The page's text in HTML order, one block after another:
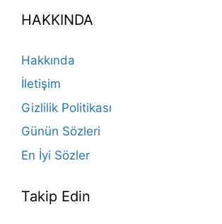
b
o
o
k
a
HAKKINDA
Hakkında
İletişim
Gizlilik Politikası
Günün Sözleri
En İyi Sözler
Takip Edin